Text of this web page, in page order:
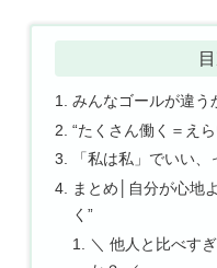
みんなゴールが違う
“たくさん働く＝え
「私は私」でいい
まとめ│自分が心地
く”
＼ 他人と比べす